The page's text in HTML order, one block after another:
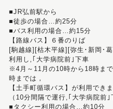
■JR弘前駅から
■徒歩の場合…約25分
■バス利用の場合…約15分
【路線バス】６番のりば
[駒越線][枯木平線][弥生･新岡･
利用し,｢大学病院前｣下車
※4月～11月の10時から18時ま
時までは，
【土手町循環バス】が利用できま
（10分間隔で運行,｢大学病院前｣
■タクシー利用の場合…約10分